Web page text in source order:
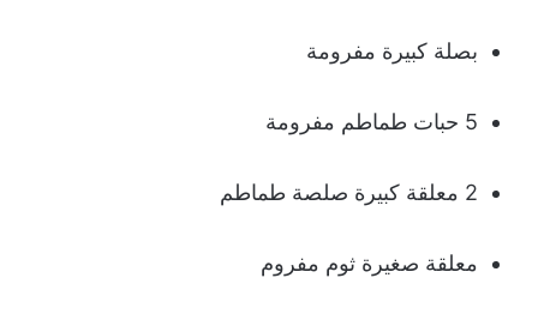
بصلة كبيرة مفرومة
5 حبات طماطم مفرومة
2 معلقة كبيرة صلصة طماطم
معلقة صغيرة ثوم مفروم